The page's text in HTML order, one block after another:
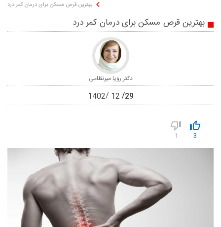
بهترین قرص مسکن برای درمان کمر درد
بهترین قرص مسکن برای درمان کمر درد
دکتر رویا میرنظامی
29
12
1402
3
1